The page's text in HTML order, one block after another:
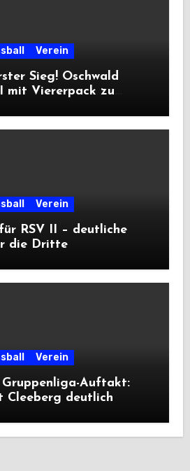
Verein
Sieg! Oschwald
mit Viererpack zu
Verein
RSV II – deutliche
die Dritte
Verein
Auftakt:
Cleeberg deutlich